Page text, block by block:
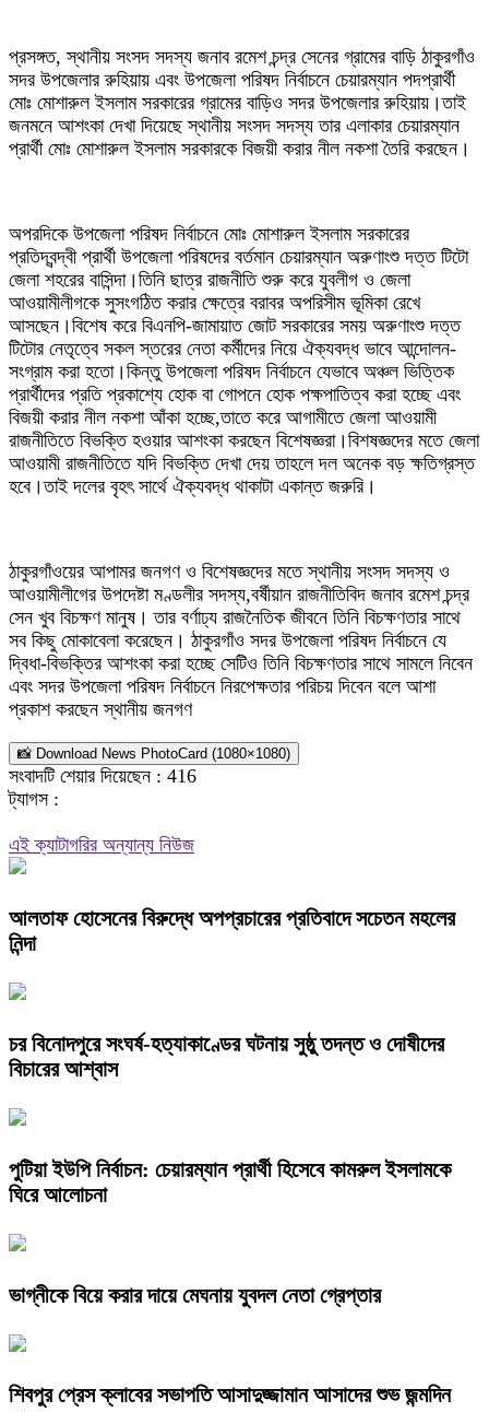
প্রসঙ্গত, স্থানীয় সংসদ সদস্য জনাব রমেশ চন্দ্র সেনের গ্রামের বাড়ি ঠাকুরগাঁও
সদর উপজেলার রুহিয়ায় এবং উপজেলা পরিষদ নির্বাচনে চেয়ারম্যান পদপ্রার্থী
মোঃ মোশারুল ইসলাম সরকারের গ্রামের বাড়িও সদর উপজেলার রুহিয়ায়।তাই
জনমনে আশংকা দেখা দিয়েছে স্থানীয় সংসদ সদস্য তার এলাকার চেয়ারম্যান
প্রার্থী মোঃ মোশারুল ইসলাম সরকারকে বিজয়ী করার নীল নকশা তৈরি করছেন।
অপরদিকে উপজেলা পরিষদ নির্বাচনে মোঃ মোশারুল ইসলাম সরকারের
প্রতিদ্বন্দ্বী প্রার্থী উপজেলা পরিষদের বর্তমান চেয়ারম্যান অরুণাংশু দত্ত টিটো
জেলা শহরের বাসিন্দা।তিনি ছাত্র রাজনীতি শুরু করে যুবলীগ ও জেলা
আওয়ামীলীগকে সুসংগঠিত করার ক্ষেত্রে বরাবর অপরিসীম ভূমিকা রেখে
আসছেন।বিশেষ করে বিএনপি-জামায়াত জোট সরকারের সময় অরুণাংশু দত্ত
টিটোর নেতৃত্বে সকল স্তরের নেতা কর্মীদের নিয়ে ঐক্যবদ্ধ ভাবে আন্দোলন-
সংগ্রাম করা হতো।কিন্তু উপজেলা পরিষদ নির্বাচনে যেভাবে অঞ্চল ভিত্তিক
প্রার্থীদের প্রতি প্রকাশ্যে হোক বা গোপনে হোক পক্ষপাতিত্ব করা হচ্ছে এবং
বিজয়ী করার নীল নকশা আঁকা হচ্ছে,তাতে করে আগামীতে জেলা আওয়ামী
রাজনীতিতে বিভক্তি হওয়ার আশংকা করছেন বিশেষজ্ঞরা।বিশষজ্ঞদের মতে জেলা
আওয়ামী রাজনীতিতে যদি বিভক্তি দেখা দেয় তাহলে দল অনেক বড় ক্ষতিগ্রস্ত
হবে।তাই দলের বৃহৎ সার্থে ঐক্যবদ্ধ থাকাটা একান্ত জরুরি।
ঠাকুরগাঁওয়ের আপামর জনগণ ও বিশেষজ্ঞদের মতে স্থানীয় সংসদ সদস্য ও
আওয়ামীলীগের উপদেষ্টা মণ্ডলীর সদস্য,বর্ষীয়ান রাজনীতিবিদ জনাব রমেশ চন্দ্র
সেন খুব বিচক্ষণ মানুষ। তার বর্ণাঢ্য রাজনৈতিক জীবনে তিনি বিচক্ষণতার সাথে
সব কিছু মোকাবেলা করেছেন। ঠাকুরগাঁও সদর উপজেলা পরিষদ নির্বাচনে যে
দ্বিধা-বিভক্তির আশংকা করা হচ্ছে সেটিও তিনি বিচক্ষণতার সাথে সামলে নিবেন
এবং সদর উপজেলা পরিষদ নির্বাচনে নিরপেক্ষতার পরিচয় দিবেন বলে আশা
প্রকাশ করছেন স্থানীয় জনগণ
📸 Download News PhotoCard (1080×1080)
সংবাদটি শেয়ার দিয়েছেন : 416
ট্যাগস :
এই ক্যাটাগরির অন্যান্য নিউজ
আলতাফ হোসেনের বিরুদ্ধে অপপ্রচারের প্রতিবাদে সচেতন মহলের
নিন্দা
চর বিনোদপুরে সংঘর্ষ-হত্যাকাণ্ডের ঘটনায় সুষ্ঠু তদন্ত ও দোষীদের
বিচারের আশ্বাস
পুটিয়া ইউপি নির্বাচন: চেয়ারম্যান প্রার্থী হিসেবে কামরুল ইসলামকে
ঘিরে আলোচনা
ভাগ্নীকে বিয়ে করার দায়ে মেঘনায় যুবদল নেতা গ্রেপ্তার
শিবপুর প্রেস ক্লাবের সভাপতি আসাদুজ্জামান আসাদের শুভ জন্মদিন